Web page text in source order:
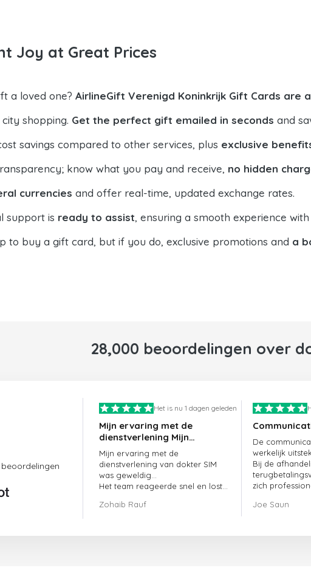
Joy at Great Prices
a loved one? AirlineGift Verenigd Koninkrijk Gift Cards are
shopping. Get the perfect gift emailed in seconds and
savings compared to other services, plus exclusive
know what you pay and receive, no hidden
currencies and offer real-time, updated exchange rates.
support is ready to assist, ensuring a smooth experience
to buy a gift card, but if you do, exclusive promotions and a
28,000 beoordelingen over
Het is nu 1 dagen geleden
Mijn ervaring met de
dienstverlening Mijn
ervaring met de
dienstverlening van
doctorSIM was geweldig.
Mijn ervaring met de
dienstverlening van dokter SIM
was geweldig...
Het team reageerde snel en loste
meteen op.
Zohaib Rauf
De
werkelijk
Bij de
zich
opgelost
Joe Saun